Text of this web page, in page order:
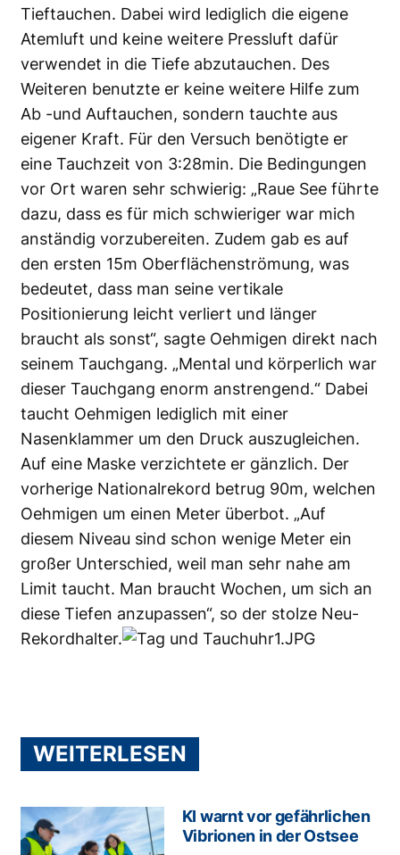
Tieftauchen. Dabei wird lediglich die eigene
Atemluft und keine weitere Pressluft dafür
verwendet in die Tiefe abzutauchen. Des
Weiteren benutzte er keine weitere Hilfe zum
Ab -und Auftauchen, sondern tauchte aus
eigener Kraft. Für den Versuch benötigte er
eine Tauchzeit von 3:28min. Die Bedingungen
vor Ort waren sehr schwierig: „Raue See führte
dazu, dass es für mich schwieriger war mich
anständig vorzubereiten. Zudem gab es auf
den ersten 15m Oberflächenströmung, was
bedeutet, dass man seine vertikale
Positionierung leicht verliert und länger
braucht als sonst“, sagte Oehmigen direkt nach
seinem Tauchgang. „Mental und körperlich war
dieser Tauchgang enorm anstrengend.“ Dabei
taucht Oehmigen lediglich mit einer
Nasenklammer um den Druck auszugleichen.
Auf eine Maske verzichtete er gänzlich. Der
vorherige Nationalrekord betrug 90m, welchen
Oehmigen um einen Meter überbot. „Auf
diesem Niveau sind schon wenige Meter ein
großer Unterschied, weil man sehr nahe am
Limit taucht. Man braucht Wochen, um sich an
diese Tiefen anzupassen“, so der stolze Neu-
Rekordhalter.
WEITERLESEN
KI warnt vor gefährlichen
Vibrionen in der Ostsee